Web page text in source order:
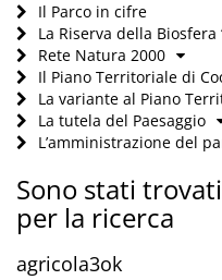
Il Parco in cifre
La Riserva della Biosfera
Rete Natura 2000
Il Piano Territoriale di
La variante al Piano
La tutela del Paesaggio
L’amministrazione del
Sono stati
per la ricerca
agricola3ok